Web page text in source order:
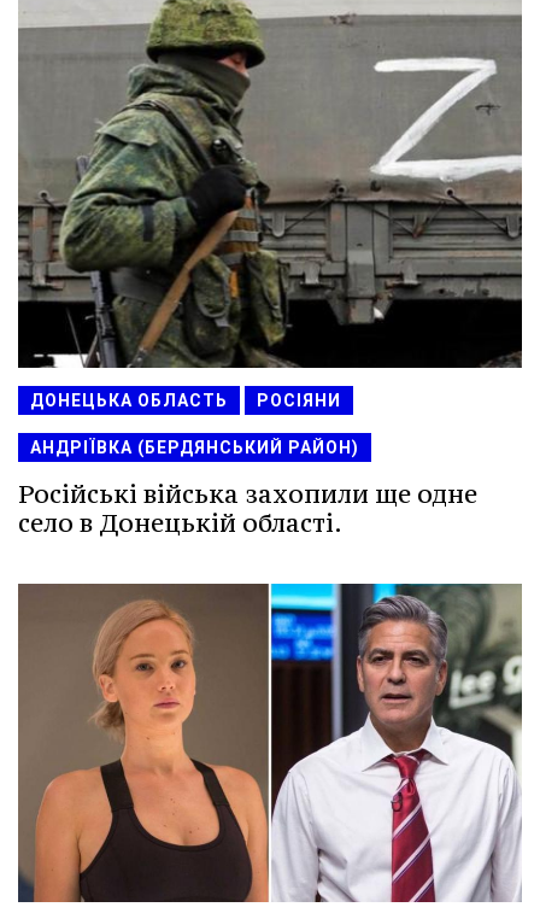
ДОНЕЦЬКА ОБЛАСТЬ РОСІЯНИ
АНДРІЇВКА (БЕРДЯНСЬКИЙ РАЙОН)
Російські війська захопили ще одне
село в Донецькій області.